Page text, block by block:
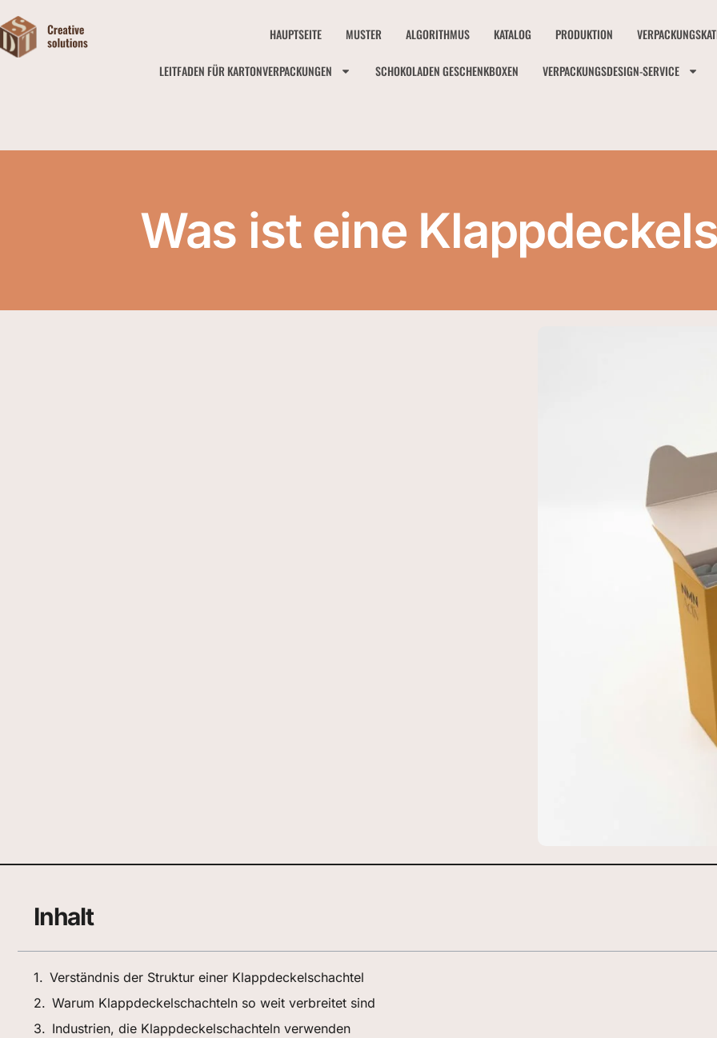
HAUPTSEITE MUSTER ALGORITHMUS KATALOG PRODUKTION
LEITFADEN FÜR KARTONVERPACKUNGEN SCHOKOLADEN GESCHENKBOXEN VERPACKUNGSDESIGN-SERVICE
Was ist eine
Inhalt
Verständnis der Struktur einer Klappdeckelschachtel
Warum Klappdeckelschachteln so weit verbreitet sind
Industrien, die Klappdeckelschachteln verwenden